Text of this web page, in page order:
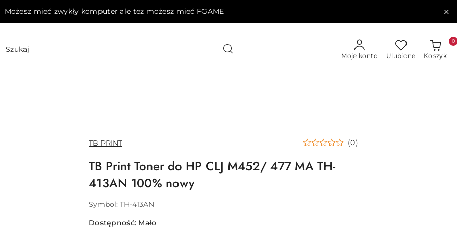
Możesz mieć zwykły komputer ale też możesz mieć FGAME
Moje konto Ulubione Koszyk
0
NAZWA
PRODUCENTA:
TB PRINT (0)
TB Print Toner do HP CLJ M452/ 477 MA TH-
413AN 100% nowy
Symbol: TH-413AN
Dostępność: Mało